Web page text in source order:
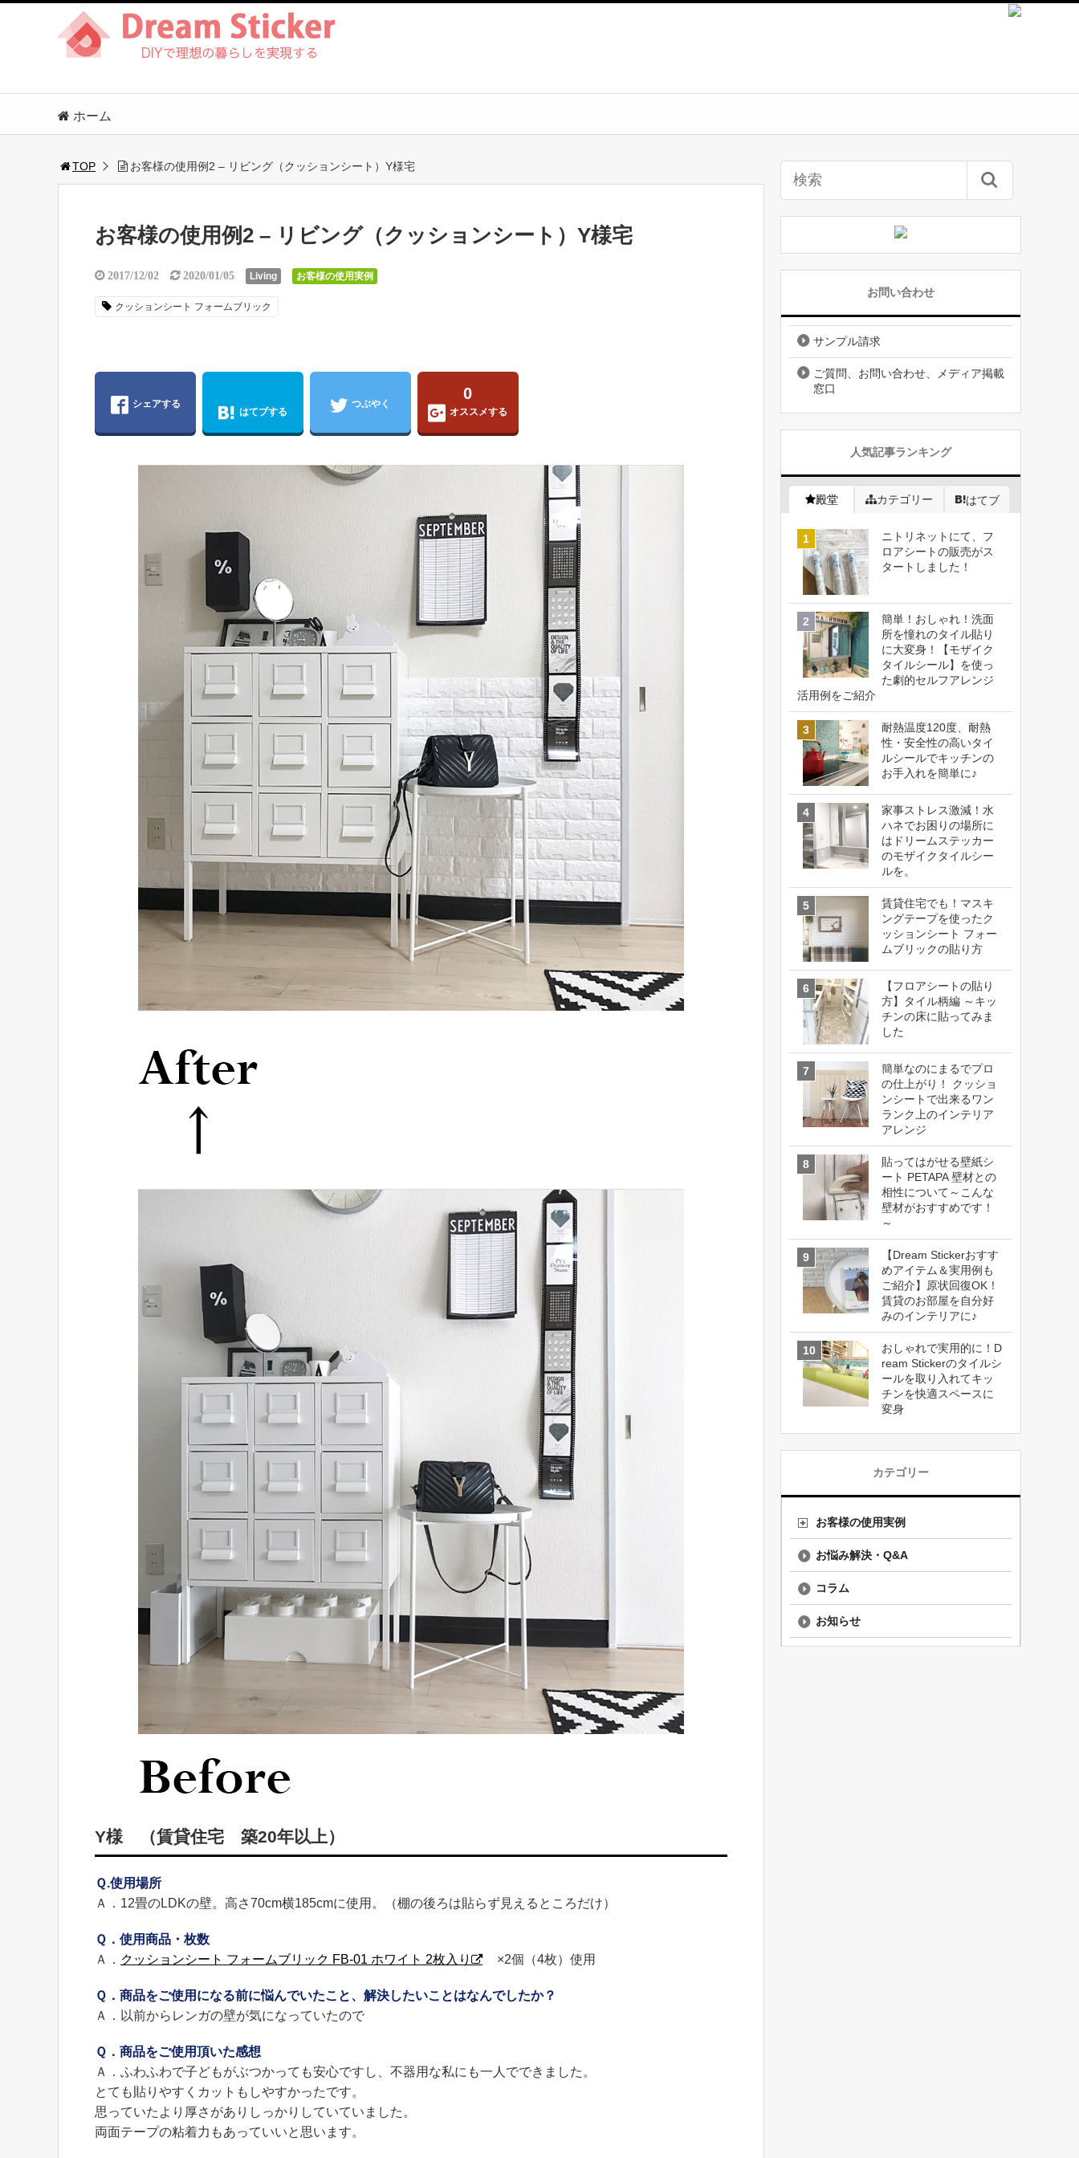
ホーム
TOP お客様の使用例2 – リビング（クッションシート）Y様宅
お客様の使用例2 – リビング（クッションシート）Y様宅
2017/12/02 2020/01/05 Living お客様の使用実例
クッションシート フォームブリック
シェアする
はてブする
つぶやく
0
オススメする
Y様 （賃貸住宅 築20年以上）
Ｑ.使用場所
Ａ．12畳のLDKの壁。高さ70cm横185cmに使用。（棚の後ろは貼らず見えるところだけ）
Ｑ．使用商品・枚数
Ａ． クッションシート フォームブリック FB-01 ホワイト 2枚入り ×2個（4枚）使用
Ｑ．商品をご使用になる前に悩んでいたこと、解決したいことはなんでしたか？
Ａ．以前からレンガの壁が気になっていたので
Ｑ．商品をご使用頂いた感想
Ａ．ふわふわで子どもがぶつかっても安心ですし、不器用な私にも一人でできました。
とても貼りやすくカットもしやすかったです。
思っていたより厚さがありしっかりしていていました。
両面テープの粘着力もあっていいと思います。
お問い合わせ
サンプル請求
ご質問、お問い合わせ、メディア掲載
窓口
人気記事ランキング
殿堂 カテゴリー はてブ
ニトリネットにて、フ
ロアシートの販売がス
タートしました！
簡単！おしゃれ！洗面
所を憧れのタイル貼り
に大変身！【モザイク
タイルシール】を使っ
た劇的セルフアレンジ
活用例をご紹介
耐熱温度120度、耐熱
性・安全性の高いタイ
ルシールでキッチンの
お手入れを簡単に♪
家事ストレス激減！水
ハネでお困りの場所に
はドリームステッカー
のモザイクタイルシー
ルを。
賃貸住宅でも！マスキ
ングテープを使ったク
ッションシート フォー
ムブリックの貼り方
【フロアシートの貼り
方】タイル柄編 ～キッ
チンの床に貼ってみま
した
簡単なのにまるでプロ
の仕上がり！ クッショ
ンシートで出来るワン
ランク上のインテリア
アレンジ
貼ってはがせる壁紙シ
ート PETAPA 壁材との
相性について～こんな
壁材がおすすめです！
～
【Dream Stickerおすす
めアイテム＆実用例も
ご紹介】原状回復OK！
賃貸のお部屋を自分好
みのインテリアに♪
おしゃれで実用的に！D
ream Stickerのタイルシ
ールを取り入れてキッ
チンを快適スペースに
変身
カテゴリー
お客様の使用実例
お悩み解決・Q&A
コラム
お知らせ